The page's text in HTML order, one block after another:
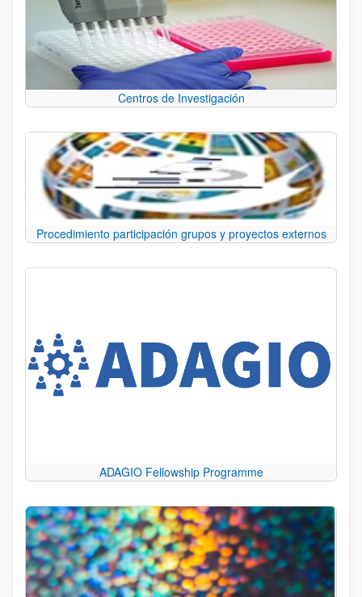
Centros de Investigación
Procedimiento participación grupos y proyectos externos
ADAGIO Fellowship Programme